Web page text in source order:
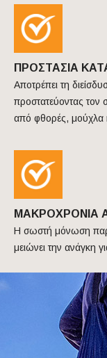
ΠΡΟΣΤΑΣΙΑ
Αποτρέπει τη
προστατεύοντας τον
από φθορές, μούχλα
ΜΑΚΡΟΧΡΟΝΙΑ
Η σωστή μόνωση
μειώνει την ανάγκη